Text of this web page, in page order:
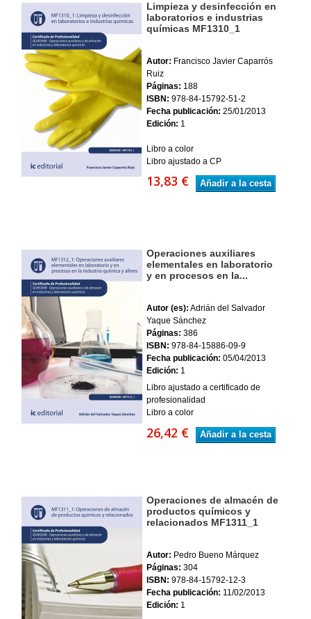
Limpieza y desinfección en
laboratorios e industrias
químicas MF1310_1
Autor: Francisco Javier Caparrós
Ruiz
Páginas: 188
ISBN: 978-84-15792-51-2
Fecha publicación: 25/01/2013
Edición: 1
Libro a color
Libro ajustado a CP
13,83 € Añadir a la cesta
Operaciones auxiliares
elementales en laboratorio
y en procesos en la...
Autor (es): Adrián del Salvador
Yaque Sánchez
Páginas: 386
ISBN: 978-84-15886-09-9
Fecha publicación: 05/04/2013
Edición: 1
Libro ajustado a certificado de
profesionalidad
Libro a color
26,42 € Añadir a la cesta
Operaciones de almacén de
productos químicos y
relacionados MF1311_1
Autor: Pedro Bueno Márquez
Páginas: 304
ISBN: 978-84-15792-12-3
Fecha publicación: 11/02/2013
Edición: 1